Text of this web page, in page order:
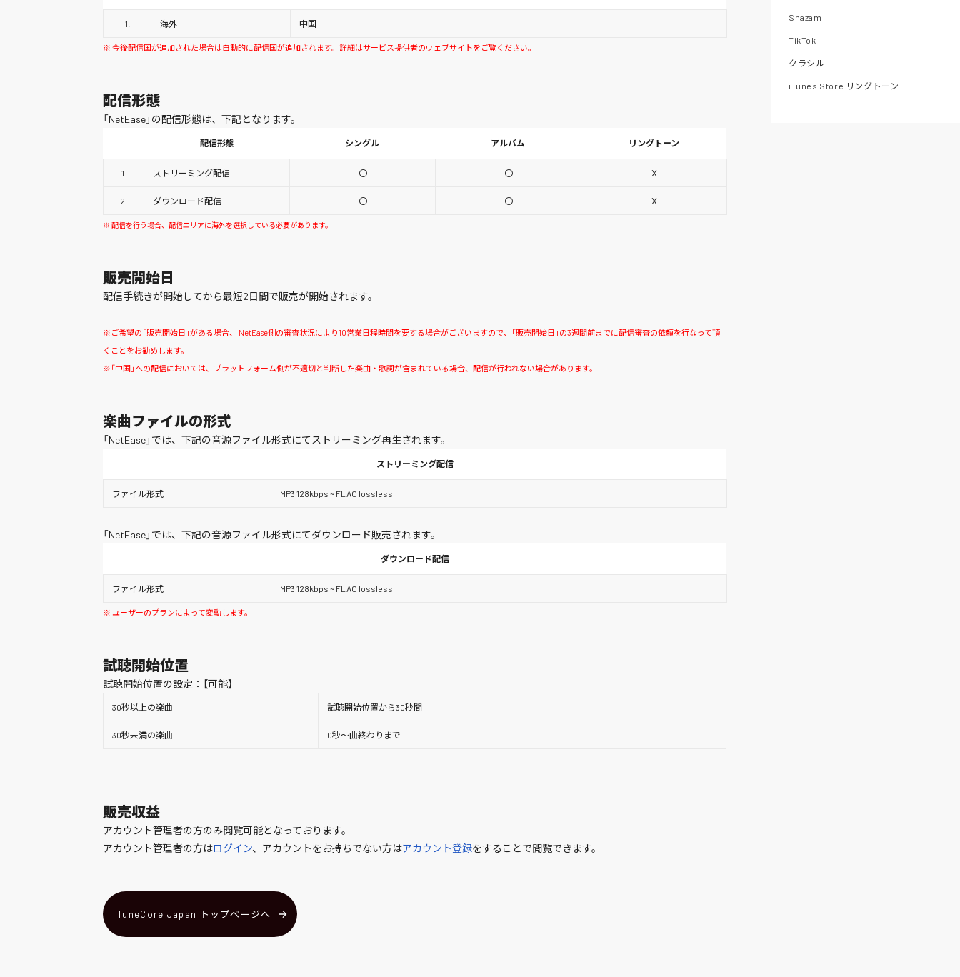
1. 海外 中国
※ 今後配信国が追加された場合は自動的に配信国が追加されます。詳細はサービス提供者のウェブサイトをご覧ください。
配信形態
「NetEase」の配信形態は、下記となります。
配信形態 シングル アルバム リングトーン
1. ストリーミング配信 〇 〇 Ｘ
2. ダウンロード配信 〇 〇 Ｘ
※ 配信を行う場合、配信エリアに海外を選択している必要があります。
販売開始日
配信手続きが開始してから最短2日間で販売が開始されます。
※ご希望の「販売開始日」がある場合、 NetEase側の審査状況により10営業日程時間を要する場合がございますので、「販売開始日」の3週間前までに配信審査の依頼を行なって頂
くことをお勧めします。
※「中国」への配信においては、プラットフォーム側が不適切と判断した楽曲・歌詞が含まれている場合、配信が行われない場合があります。
楽曲ファイルの形式
「NetEase」では、下記の音源ファイル形式にてストリーミング再生されます。
ストリーミング配信
ファイル形式 MP3 128kbps ~ FLAC lossless
「NetEase」では、下記の音源ファイル形式にてダウンロード販売されます。
ダウンロード配信
ファイル形式 MP3 128kbps ~ FLAC lossless
※ ユーザーのプランによって変動します。
試聴開始位置
試聴開始位置の設定：【可能】
30秒以上の楽曲 試聴開始位置から30秒間
30秒未満の楽曲 0秒～曲終わりまで
販売収益
アカウント管理者の方のみ閲覧可能となっております。
アカウント管理者の方はログイン、アカウントをお持ちでない方はアカウント登録をすることで閲覧できます。
TuneCore Japan トップページへ
Shazam
TikTok
クラシル
iTunes Store リングトーン